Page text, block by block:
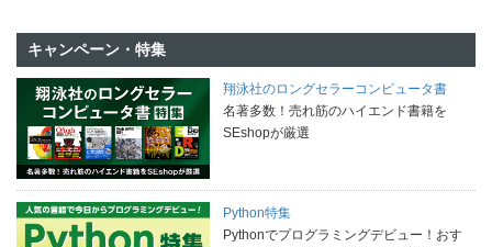
キャンペーン・特集
翔泳社のロングセラーコンピュータ書
名著多数！売れ筋のハイエンド書籍を
SEshopが厳選
Python特集
Pythonでプログラミングデビュー！おす